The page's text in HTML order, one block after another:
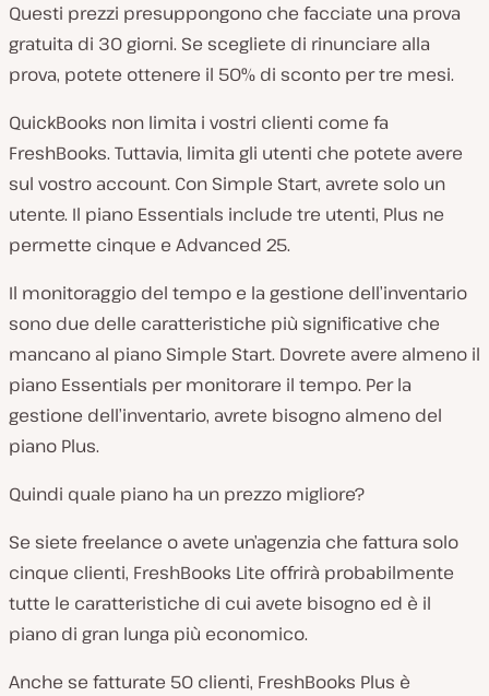
Questi prezzi presuppongono che facciate una prova
gratuita di 30 giorni. Se scegliete di rinunciare alla
prova, potete ottenere il 50% di sconto per tre mesi.
QuickBooks non limita i vostri clienti come fa
FreshBooks. Tuttavia, limita gli utenti che potete avere
sul vostro account. Con Simple Start, avrete solo un
utente. Il piano Essentials include tre utenti, Plus ne
permette cinque e Advanced 25.
Il monitoraggio del tempo e la gestione dell’inventario
sono due delle caratteristiche più significative che
mancano al piano Simple Start. Dovrete avere almeno il
piano Essentials per monitorare il tempo. Per la
gestione dell’inventario, avrete bisogno almeno del
piano Plus.
Quindi quale piano ha un prezzo migliore?
Se siete freelance o avete un’agenzia che fattura solo
cinque clienti, FreshBooks Lite offrirà probabilmente
tutte le caratteristiche di cui avete bisogno ed è il
piano di gran lunga più economico.
Anche se fatturate 50 clienti, FreshBooks Plus è